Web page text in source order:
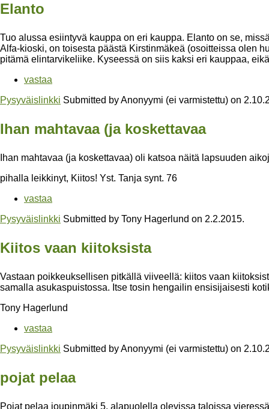
Elanto
Tuo alussa esiintyvä kauppa on eri kauppa. Elanto on se,
Alfa-kioski, on toisesta päästä Kirstinmäkeä (osoitteissa olen
pitämä elintarvikeliike. Kyseessä on siis kaksi eri kauppaa,
vastaa
Pysyväislinkki Submitted byAnonyymi (ei varmistettu) on
Ihan mahtavaa (ja koskettavaa
Ihan mahtavaa (ja koskettavaa) oli katsoa näitä lapsuuden
pihalla leikkinyt, Kiitos! Yst. Tanja synt. 76
vastaa
Pysyväislinkki Submitted by Tony Hagerlund on 2.2.2015.
Kiitos vaan kiitoksista
Vastaan poikkeuksellisen pitkällä viiveellä: kiitos vaan
samalla asukaspuistossa. Itse tosin hengailin ensisijaisesti
Tony Hagerlund
vastaa
Pysyväislinkki Submitted byAnonyymi (ei varmistettu) on
pojat pelaa
Pojat pelaa joupinmäki 5. alapuolella olevissa taloissa